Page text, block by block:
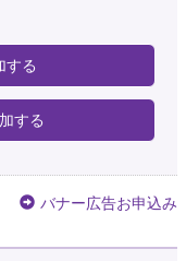
する
する
バナー広告お申込み